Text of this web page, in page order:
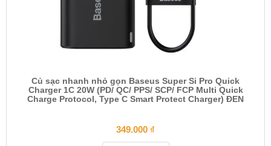
Củ sạc nhanh nhỏ gọn Baseus Super Si Pro Quick
Charger 1C 20W (PD/ QC/ PPS/ SCP/ FCP Multi Quick
Charge Protocol, Type C Smart Protect Charger) ĐEN
349.000 ₫